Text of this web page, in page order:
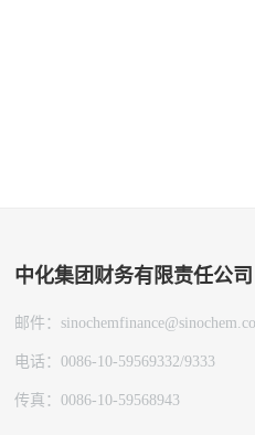
中化集团财务有限责任公司
邮件：
电话：0086-10-59569332/9333
传真：0086-10-59568943